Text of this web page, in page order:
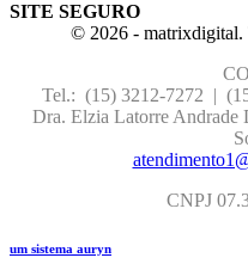
SITE SEGURO
© 2026 - matrixdigital.
Tel.: (15) 3212-7272 |
Dra. Elzia Latorre Andrade
CNPJ
um sistema auryn